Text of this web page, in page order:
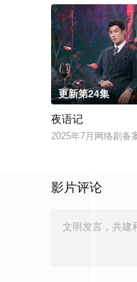
更新第24集
夜语记
2025年7月网络剧备
影片评论